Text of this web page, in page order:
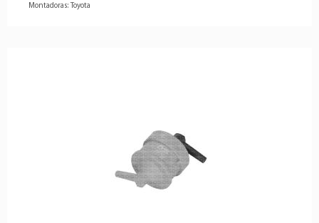
Montadoras: Toyota